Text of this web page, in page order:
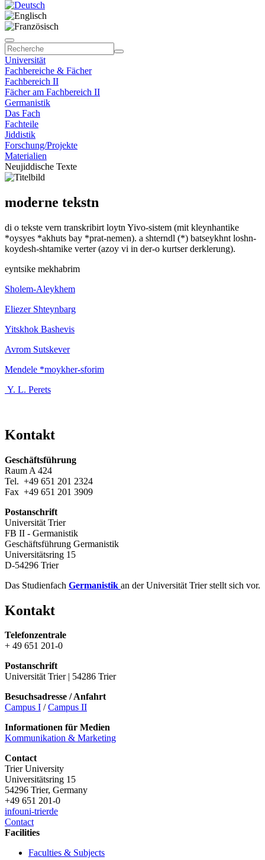
Universität
Fachbereiche & Fächer
Fachbereich II
Fächer am Fachbereich II
Germanistik
Das Fach
Fachteile
Jiddistik
Forschung/Projekte
Materialien
Neujiddische Texte
moderne tekstn
di o tekste vern transkribirt loytn Yivo-sistem (mit kleynhantike
*oysyes *akhuts bay *prat-nemen). a shterndl (*) batseykhnt loshn-
koydesh-shtamike verter (azoy vi in der-o kurtser derklerung).
eyntsike mekhabrim
Sholem-Aleykhem
Eliezer Shteynbarg
Yitskhok Bashevis
Avrom Sutskever
Mendele *moykher-sforim
Y. L. Perets
Kontakt
Geschäftsführung
Raum A 424
Tel. +49 651 201 2324
Fax +49 651 201 3909
Postanschrift
Universität Trier
FB II - Germanistik
Geschäftsführung Germanistik
Universitätsring 15
D-54296 Trier
Das Studienfach Germanistik an der Universität Trier stellt sich vor.
Kontakt
Telefonzentrale
+ 49 651 201-0
Postanschrift
Universität Trier | 54286 Trier
Besuchsadresse / Anfahrt
Campus I /Campus II
Informationen für Medien
Kommunikation & Marketing
Contact
Trier University
Universitätsring 15
54296 Trier, Germany
+49 651 201-0
infouni-trierde
Contact
Facilities
Faculties & Subjects